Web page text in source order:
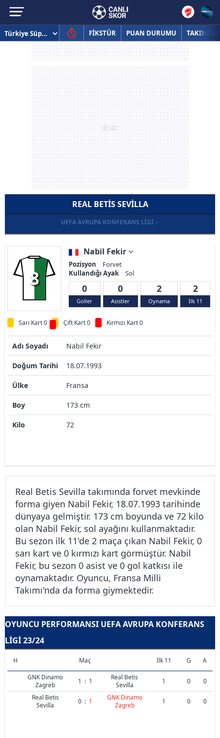
FİKSTÜR PUAN DURUMU TAKIMLAR
REAL BETIS SEVILLA
UEFA AVRUPA KONFERANS LIGI
8
Nabil Fekir
Pozisyon
Forvet
Kullandığı Ayak
Sol
0
Goller
0
Asistler
2
Oynama
2
İlk 11
Sarı Kart 0 Çift Kart 0 Kırmızı Kart 0
Adı Soyadı Nabil Fekir
Doğum Tarihi 18.07.1993
Ülke Fransa
Boy 173 cm
Kilo 72
Real Betis Sevilla takımında forvet mevkinde
forma giyen Nabil Fekir, 18.07.1993 tarihinde
dünyaya gelmiştir. 173 cm boyunda ve 72 kilo
olan Nabil Fekir, sol ayağını kullanmaktadır.
Bu sezon ilk 11'de 2 maça çıkan Nabil Fekir, 0
sarı kart ve 0 kırmızı kart görmüştür. Nabil
Fekir, bu sezon 0 asist ve 0 gol katkısı ile
oynamaktadır. Oyuncu, Fransa Milli
Takımı'nda da forma giymektedir.
OYUNCU PERFORMANSI UEFA AVRUPA KONFERANS
LIGI 23/24
H Maç İlk 11 G
A
GNK Dinamo
Zagreb
1 : 1
Real Betis
Sevilla
1 0
0
Real Betis
Sevilla
0 : 1
GNK Dinamo
Zagreb
1 0 0